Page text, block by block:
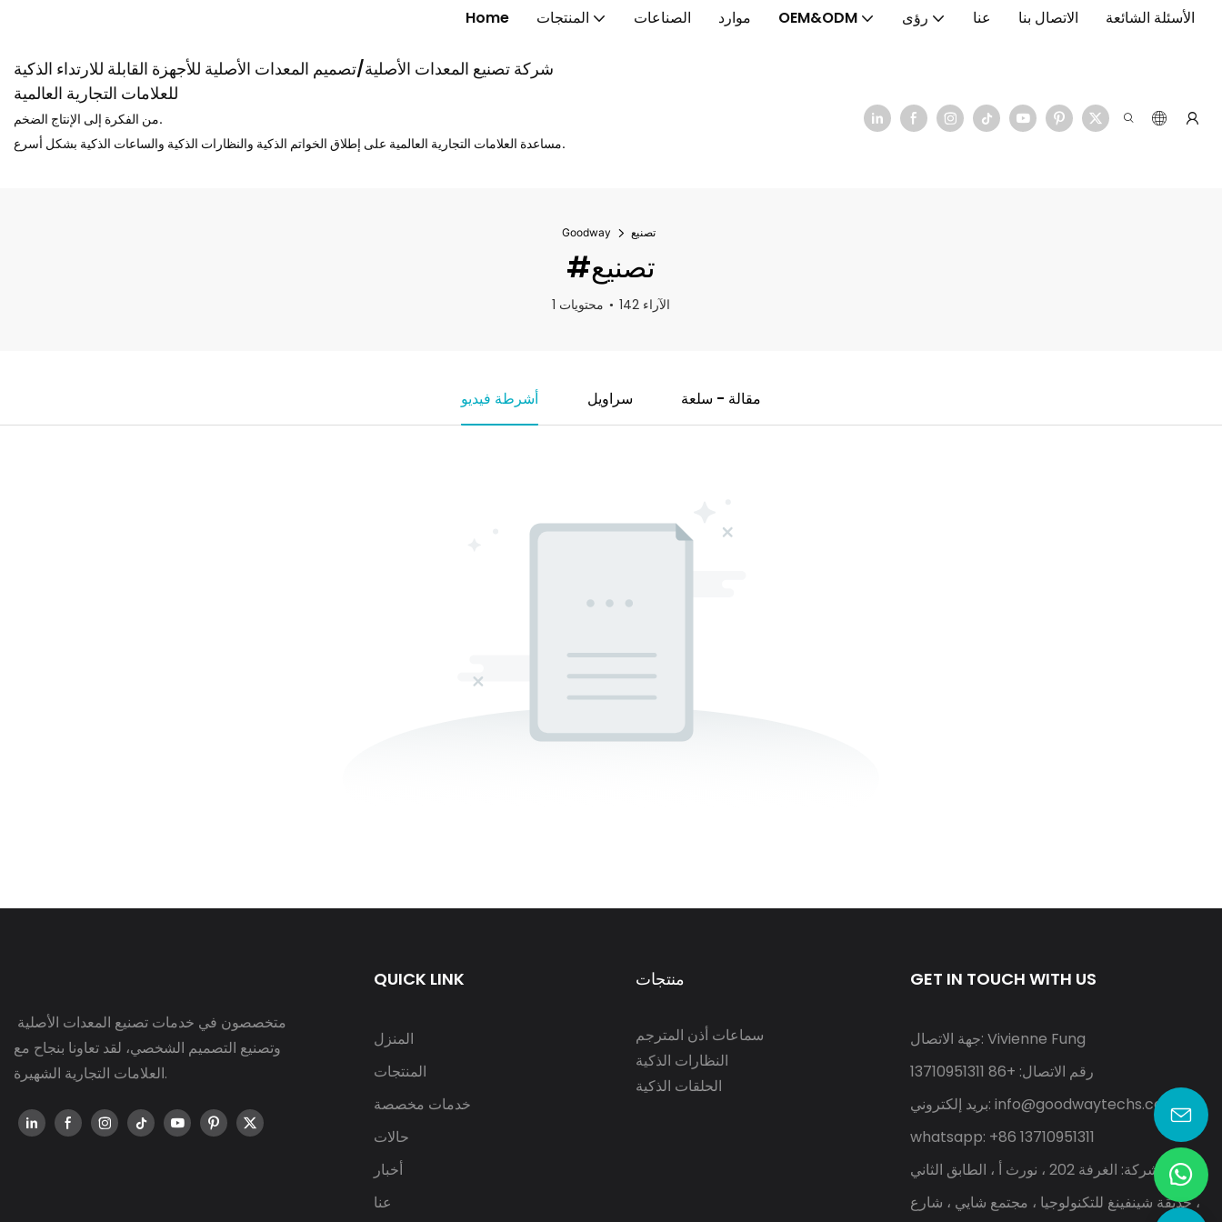
Home المنتجات الصناعات موارد OEM&ODM رؤى عنا الاتصال بنا الأسئلة الشائعة
شركة تصنيع المعدات الأصلية/تصميم المعدات الأصلية للأجهزة القابلة للارتداء الذكية
للعلامات التجارية العالمية
من الفكرة إلى الإنتاج الضخم.
مساعدة العلامات التجارية العالمية على إطلاق الخواتم الذكية والنظارات الذكية والساعات الذكية بشكل أسرع.
Goodway تصنيع
#تصنيع
1 محتويات 142 الآراء
أشرطة فيديو سراويل مقالة - سلعة
وتصنيع التصميم الشخصي، لقد تعاونا بنجاح مع
العلامات التجارية الشهيرة.
QUICK LINK
المنزل
المنتجات
خدمات مخصصة
حالات
أخبار
عنا
منتجات
سماعات أذن المترجم
النظارات الذكية
الحلقات الذكية
GET IN TOUCH WITH US
جهة الاتصال: Vivienne Fung
رقم الاتصال: +86 13710951311
بريد إلكتروني: info@goodwaytechs.com
whatsapp: +86 13710951311
عنوان الشركة: الغرفة 202 ، نورث أ ، الطابق الثاني
، حديقة شينفينغ للتكنولوجيا ، مجتمع شايي ، شارع